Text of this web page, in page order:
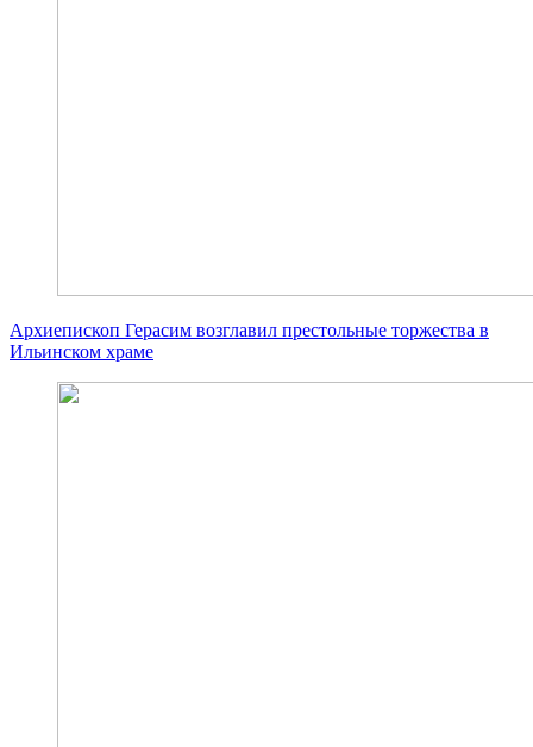
Архиепископ Герасим возглавил престольные торжества в
Ильинском храме